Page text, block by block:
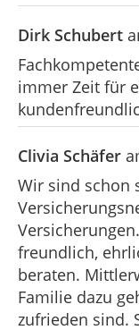
Dirk Schubert
immer Zeit für
Clivia Schäfer
Wir sind schon
freundlich,
beraten.
Familie dazu
zufrieden sind.